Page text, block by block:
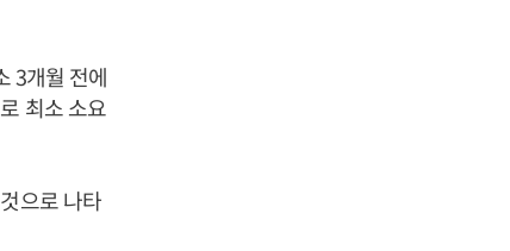
3개월 전에
최소 소요
으로 나타